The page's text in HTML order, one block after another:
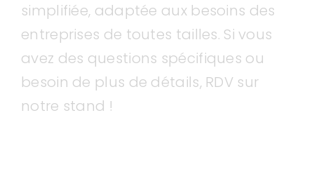
simplifiée, adaptée aux besoins des
entreprises de toutes tailles. Si vous
avez des questions spécifiques ou
besoin de plus de détails, RDV sur
notre stand !